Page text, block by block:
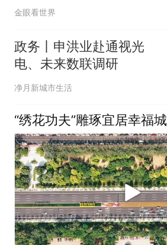
金眼看世界
政务丨申洪业赴通视光
电、未来数联调研
净月新城市生活
“绣花功夫”雕琢宜居幸福城